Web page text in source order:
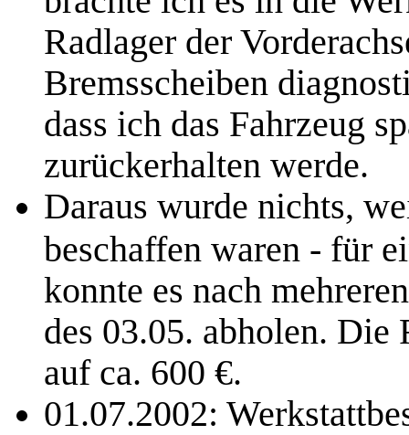
Radlager der
Bremsscheiben
dass ich das Fahrzeug
zurückerhalten werde.
Daraus wurde nichts,
beschaffen waren - für
konnte es nach
des 03.05. abholen. Die
auf ca. 600 €.
01.07.2002: